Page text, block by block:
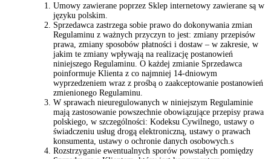
Umowy zawierane poprzez Sklep internetowy zawierane są w
języku polskim.
Sprzedawca zastrzega sobie prawo do dokonywania zmian
Regulaminu z ważnych przyczyn to jest: zmiany przepisów
prawa, zmiany sposobów płatności i dostaw – w zakresie, w
jakim te zmiany wpływają na realizację postanowień
niniejszego Regulaminu. O każdej zmianie Sprzedawca
poinformuje Klienta z co najmniej 14-dniowym
wyprzedzeniem wraz z prośbą o zaakceptowanie postanowień
zmienionego Regulaminu.
W sprawach nieuregulowanych w niniejszym Regulaminie
mają zastosowanie powszechnie obowiązujące przepisy prawa
polskiego, w szczególności: Kodeksu Cywilnego, ustawy o
świadczeniu usług drogą elektroniczną, ustawy o prawach
konsumenta, ustawy o ochronie danych osobowych.s
Rozstrzyganie ewentualnych sporów powstałych pomiędzy